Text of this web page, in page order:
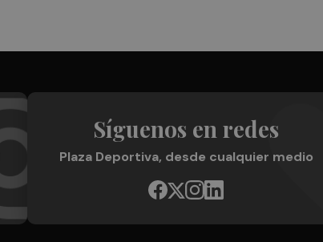
Síguenos en redes
Plaza Deportiva, desde cualquier medio